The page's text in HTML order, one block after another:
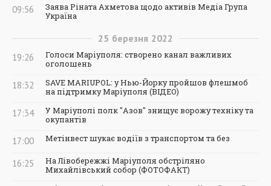
09:56
Заява Ріната Ахметова щодо активів Медіа Група
Україна
25 березня 2022
19:26
Голоси Маріуполя: створено канал важливих
оголошень
18:32
SAVE MARIUPOL: у Нью-Йорку пройшов флешмоб
на підтримку Маріуполя (ВІДЕО)
17:34
У Маріуполі полк "Азов" знищує ворожу техніку та
окупантів
17:00 Метінвест шукає водіїв з транспортом та без
16:25
На Лівобережжі Маріуполя обстріляно
Михайлівський собор (ФОТОФАКТ)